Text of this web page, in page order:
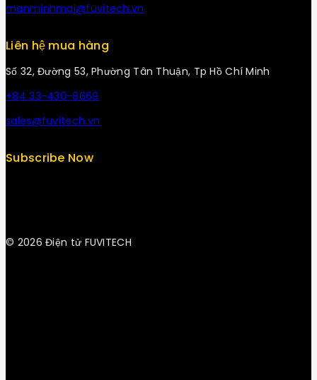
manminhmai@fuvitech.vn
Liên hệ mua hàng
Số 32, Đường 53, Phường Tân Thuận, Tp Hồ Chí Minh
+84 33-430-8669
sales@fuvitech.vn
Subscribe Now
© 2026 Điện tử FUVITECH